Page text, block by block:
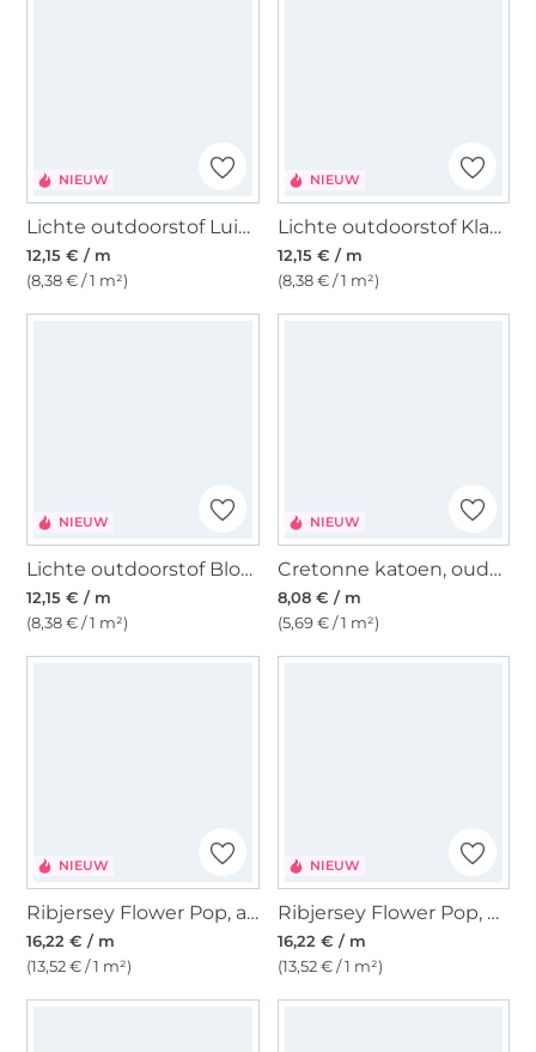
NIEUW
Lichte outdoorstof Luipaard Digitaal, gebroken wit
12,15 € / m
(8,38 € / 1 m²)
NIEUW
Lichte outdoorstof Klaprozen Digitaal, gebroken wit
12,15 € / m
(8,38 € / 1 m²)
NIEUW
Lichte outdoorstof Bloemen Digitaal, gebroken wit
12,15 € / m
(8,38 € / 1 m²)
NIEUW
Cretonne katoen, oudgroen
8,08 € / m
(5,69 € / 1 m²)
NIEUW
Ribjersey Flower Pop, abrikooskleurig
16,22 € / m
(13,52 € / 1 m²)
NIEUW
Ribjersey Flower Pop, naturel
16,22 € / m
(13,52 € / 1 m²)